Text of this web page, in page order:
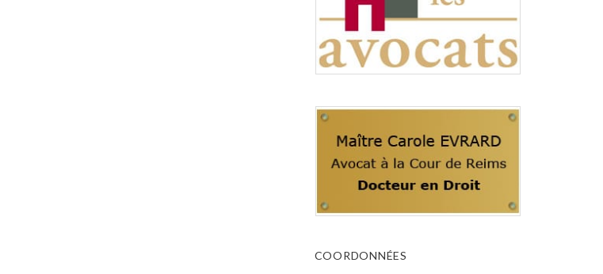
COORDONNÉES